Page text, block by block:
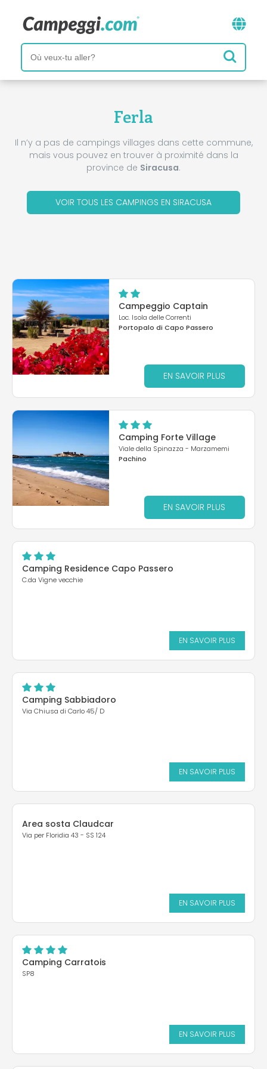
Ferla
Il n’y a pas de campings villages dans cette commune,
mais vous pouvez en trouver à proximité dans la
province de Siracusa.
VOIR TOUS LES CAMPINGS EN SIRACUSA
Campeggio Captain
Loc. Isola delle Correnti
Portopalo di Capo Passero
EN SAVOIR PLUS
Camping Forte Village
Viale della Spinazza - Marzamemi
Pachino
EN SAVOIR PLUS
Camping Residence Capo Passero
C.da Vigne vecchie
EN SAVOIR PLUS
Camping Sabbiadoro
Via Chiusa di Carlo 45/ D
EN SAVOIR PLUS
Area sosta Claudcar
Via per Floridia 43 - SS 124
EN SAVOIR PLUS
Camping Carratois
SP8
EN SAVOIR PLUS